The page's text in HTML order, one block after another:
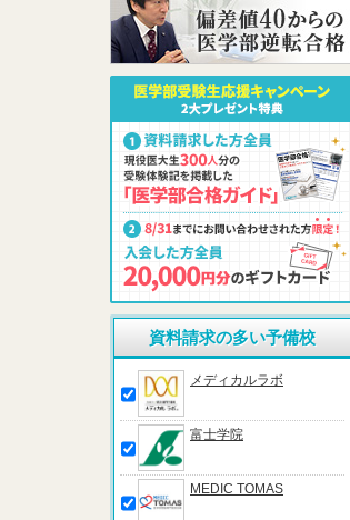
資料請求の多い予備校
メディカルラボ
富士学院
MEDIC TOMAS